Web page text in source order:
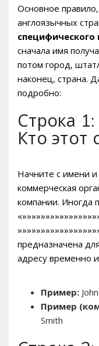
Основное
англоязычных
сначала имя
потом город,
наконец, страна.
подробно:
Строка
Кто этот
Начните с имени и
коммерческая
компании. Иногда
предназначена
адресу временно
Пример:
Пример
Smith